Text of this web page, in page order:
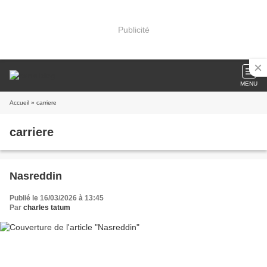
Publicité
MENU
Accueil » carriere
carriere
Nasreddin
Publié le 16/03/2026 à 13:45
Par charles tatum